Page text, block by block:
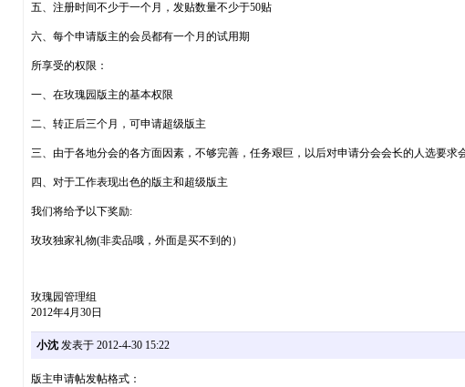
五、注册时间不少于一个月，发贴数量不少于50贴
六、每个申请版主的会员都有一个月的试用期
所享受的权限：
一、在玫瑰园版主的基本权限
二、转正后三个月，可申请超级版主
三、由于各地分会的各方面因素，不够完善，任务艰巨，以后对申请分会会长的人选要求
四、对于工作表现出色的版主和超级版主
我们将给予以下奖励:
玫玫独家礼物(非卖品哦，外面是买不到的）
玫瑰园管理组
2012年4月30日
小沈发表于 2012-4-30 15:22
版主申请帖发帖格式：